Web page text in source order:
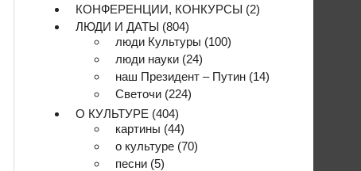
КОНФЕРЕНЦИИ, КОНКУРСЫ (2)
ЛЮДИ И ДАТЫ (804)
люди Культуры (100)
люди науки (24)
наш Президент – Путин (14)
Светочи (224)
О КУЛЬТУРЕ (404)
картины (44)
о культуре (70)
песни (5)